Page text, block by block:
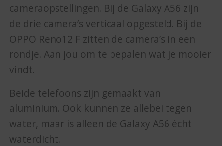
cameraopstellingen. Bij de Galaxy A56 zijn
de drie camera’s verticaal opgesteld. Bij de
OPPO Reno12 F zitten de camera’s in een
rondje. Aan jou om te bepalen wat je mooier
vindt.
Beide telefoons zijn gemaakt van
aluminium. Ook kunnen ze allebei tegen
water, maar is alleen de Galaxy A56 écht
waterdicht.